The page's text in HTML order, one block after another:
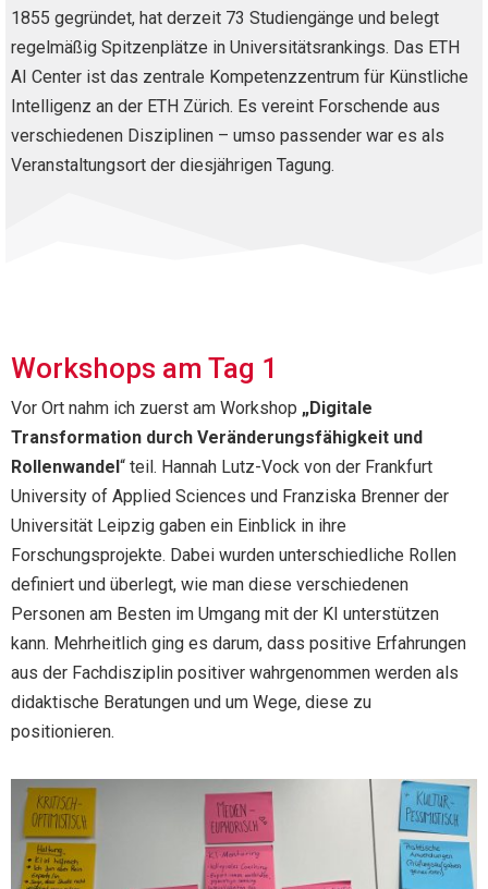
1855 gegründet, hat derzeit 73 Studiengänge und belegt
regelmäßig Spitzenplätze in Universitätsrankings. Das ETH
AI Center ist das zentrale Kompetenzzentrum für Künstliche
Intelligenz an der ETH Zürich. Es vereint Forschende aus
verschiedenen Disziplinen – umso passender war es als
Veranstaltungsort der diesjährigen Tagung.
Workshops am Tag 1
Vor Ort nahm ich zuerst am Workshop „Digitale
Transformation durch Veränderungsfähigkeit und
Rollenwandel“ teil. Hannah Lutz-Vock von der Frankfurt
University of Applied Sciences und Franziska Brenner der
Universität Leipzig gaben ein Einblick in ihre
Forschungsprojekte. Dabei wurden unterschiedliche Rollen
definiert und überlegt, wie man diese verschiedenen
Personen am Besten im Umgang mit der KI unterstützen
kann. Mehrheitlich ging es darum, dass positive Erfahrungen
aus der Fachdisziplin positiver wahrgenommen werden als
didaktische Beratungen und um Wege, diese zu
positionieren.